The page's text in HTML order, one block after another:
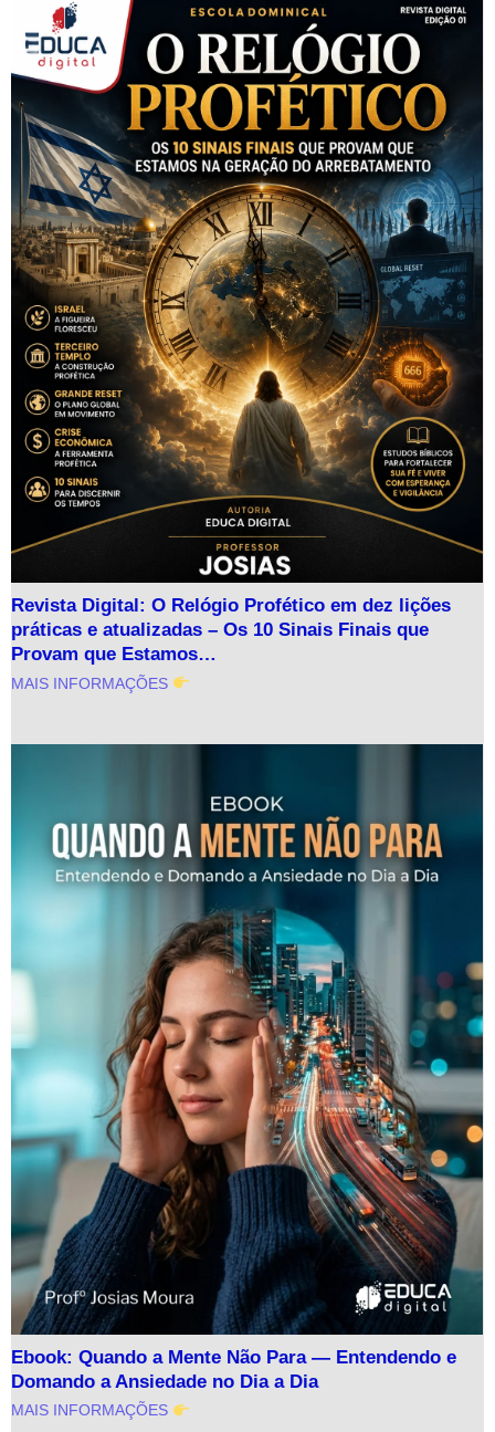
Revista Digital: O Relógio Profético em dez lições
práticas e atualizadas – Os 10 Sinais Finais que
Provam que Estamos…
MAIS INFORMAÇÕES
Ebook: Quando a Mente Não Para — Entendendo e
Domando a Ansiedade no Dia a Dia
MAIS INFORMAÇÕES